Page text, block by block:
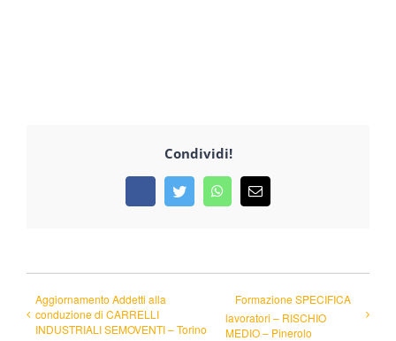
Condividi!
FacebookTwitterWhatsApp
Email
Aggiornamento Addetti alla
conduzione di CARRELLI
INDUSTRIALI SEMOVENTI – Torino
Formazione SPECIFICA
lavoratori – RISCHIO
MEDIO – Pinerolo